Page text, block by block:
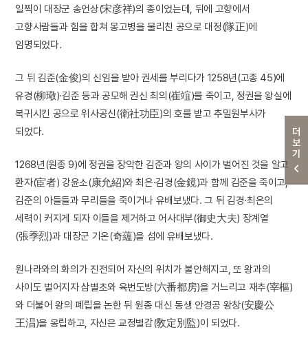
더보기
일찍이 대장군 송언상(宋彦祥)의 종이었는데, 뒤에 고향에서
고향사람들과 힘을 합쳐 몽고병을 물리친 공으로 대정(隊正)에
임명되었다.
그 뒤 김준(金俊)의 신임을 받아 권세를 부리다가 1258년(고종 45)에
유경(柳璥)·김준 등과 공모해 권신 최의(崔竩)를 죽이고, 정권을 왕실에
복귀시킨 공으로 위사공신(衛社功臣)의 호를 받고 추밀원부사가
되었다.
1268년(원종 9)에 정권을 장악한 김준과 왕의 사이가 벌어진 것을 알고
환자(宦者) 강윤소(康允紹)와 최은·김경(金鏡)과 함께 김준을 죽이고,
김준의 아들들과 무리들을 죽이거나 유배보냈다. 그 뒤 김경·최은의
세력이 커지게 되자 이들을 제거하고 어사대부(御史大夫) 장계열
(張季烈)과 대장군 기온(奇蘊)을 섬에 유배보냈다.
원나라와의 화의가 진전되어 자신의 위치가 불안해지고, 또 왕과의
사이도 벌어지자 삼별초와 육번도방(六番都房)을 거느리고 재추(宰樞)
와 더불어 왕의 폐립을 논한 뒤 원종 대신 동생 안경공 왕창(安慶公
王淐)을 옹립하고, 자신은 교정별감(敎定別監)이 되었다.